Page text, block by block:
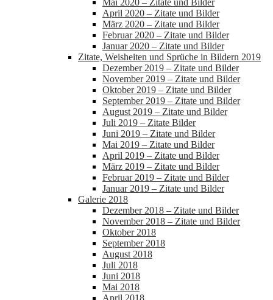
April 2020 – Zitate und Bilder
März 2020 – Zitate und Bilder
Februar 2020 – Zitate und Bilder
Januar 2020 – Zitate und Bilder
Zitate, Weisheiten und Sprüche in Bildern 2019
Dezember 2019 – Zitate und Bilder
November 2019 – Zitate und Bilder
Oktober 2019 – Zitate und Bilder
September 2019 – Zitate und Bilder
August 2019 – Zitate und Bilder
Juli 2019 – Zitate Bilder
Juni 2019 – Zitate und Bilder
Mai 2019 – Zitate und Bilder
April 2019 – Zitate und Bilder
März 2019 – Zitate und Bilder
Februar 2019 – Zitate und Bilder
Januar 2019 – Zitate und Bilder
Galerie 2018
Dezember 2018 – Zitate und Bilder
November 2018 – Zitate und Bilder
Oktober 2018
September 2018
August 2018
Juli 2018
Juni 2018
Mai 2018
April 2018